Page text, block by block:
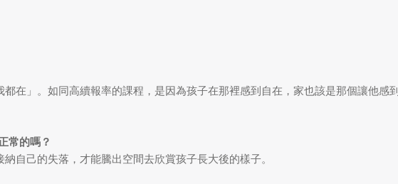
在」。如同高續報率的課程，是因為孩子在那裡感到自在，家也該是那個讓他感到
常的嗎？
自己的失落，才能騰出空間去欣賞孩子長大後的樣子。